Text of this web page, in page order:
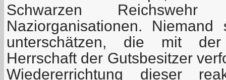
Schwarzen
Naziorganisationen.
unterschätzen, die mit
Herrschaft der Gutsbesitzer
Wiedererrichtung dieser